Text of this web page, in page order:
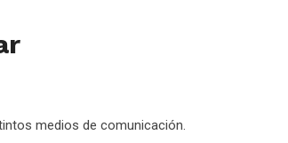
medios de comunicación.